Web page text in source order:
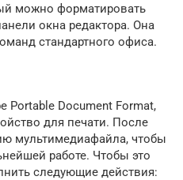
можно форматировать
окна редактора. Она
стандартного офиса.
Portable Document Format,
для печати. После
мультимедиафайла, чтобы
работе. Чтобы это
следующие действия: